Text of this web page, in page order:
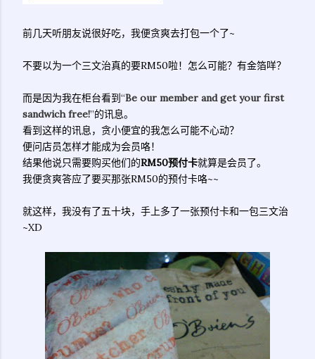
前几天听朋友说很好吃，我便贪爽去打包一个了~
不要以为一个三文治真的要RM50啦！怎么可能？有金箔咩？
而是因为我在柜台看到“Be our member and get your first
sandwich free!”的讯息。
看到这样的讯息，贪小便宜的我怎么可能不心动？
便问店员怎样才能成为会员咯！
结果他说只需要购买他们的RM50预付卡就算是会员了。
我便贪爽答应了要买那张RM50的预付卡咯~~
就这样，我没有了五十块，手上多了一张预付卡和一包三文治
~XD